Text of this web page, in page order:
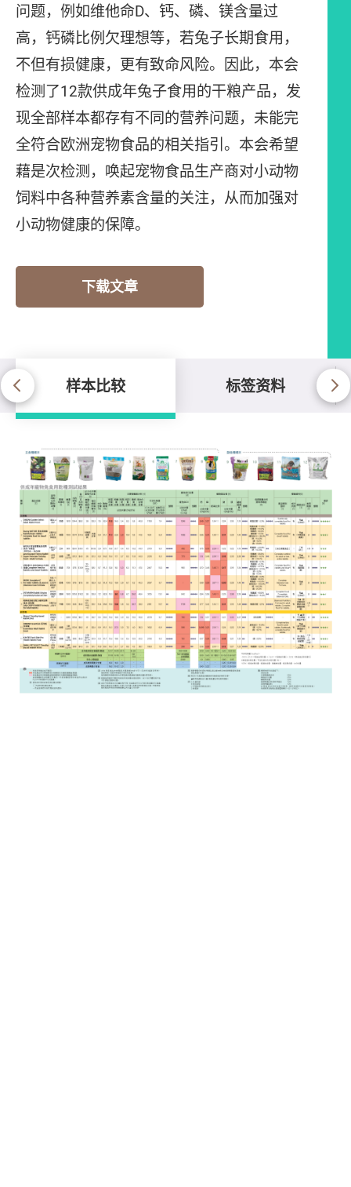
问题，例如维他命D、钙、磷、镁含量过
高，钙磷比例欠理想等，若兔子长期食用，
不但有损健康，更有致命风险。因此，本会
检测了12款供成年兔子食用的干粮产品，发
现全部样本都存有不同的营养问题，未能完
全符合欧洲宠物食品的相关指引。本会希望
藉是次检测，唤起宠物食品生产商对小动物
饲料中各种营养素含量的关注，从而加强对
小动物健康的保障。
下载文章
样本比较 标签资料
样本比较